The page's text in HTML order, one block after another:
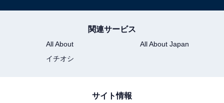
関連サービス
All About
All About Japan
イチオシ
サイト情報